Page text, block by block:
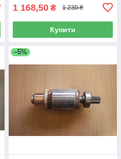
1 168,50 ₴ 1 230 ₴
Купити
–5%